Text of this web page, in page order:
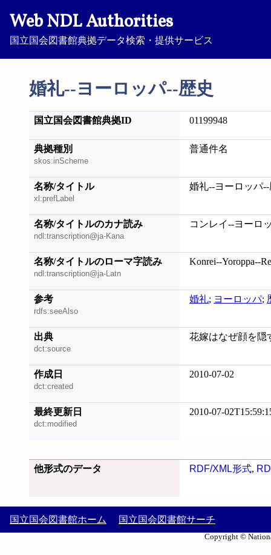
Web NDL Authorities
国立国会図書館典拠データ検索・提供サービス
婚礼--ヨーロッパ--歴史
国立国会図書館典拠ID 01199948
典拠種別
skos:inScheme
普通件名
名称/タイトル
xl:prefLabel
婚礼--ヨーロッパ
名称/タイトルのカナ読み
ndl:transcription@ja-Kana
コンレイ--ヨーロ
名称/タイトルのローマ字読み
ndl:transcription@ja-Latn
Konrei--Yoroppa--
参考
rdfs:seeAlso
婚礼; ヨーロッパ;
出典
dct:source
花嫁はなぜ顔を隠
作成日
dct:created
2010-07-02
最終更新日
dct:modified
2010-07-
他形式のデータ RDF/XML形式,
国立国会図書館ホーム 国立国会図書館サーチ
Copyright ©